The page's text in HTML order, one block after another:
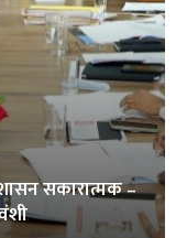
सकारात्मक –